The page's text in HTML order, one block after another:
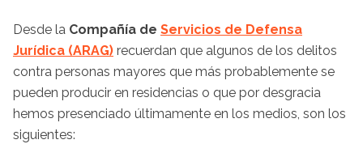
Desde la Compañía de Servicios de Defensa
Jurídica (ARAG) recuerdan que algunos de los delitos
contra personas mayores que más probablemente se
pueden producir en residencias o que por desgracia
hemos presenciado últimamente en los medios, son los
siguientes: